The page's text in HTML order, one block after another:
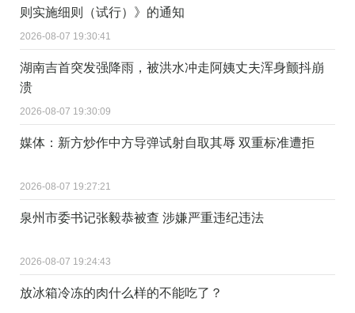
则实施细则（试行）》的通知
2026-08-07 19:30:41
湖南吉首突发强降雨，被洪水冲走阿姨丈夫浑身颤抖崩
溃
2026-08-07 19:30:09
媒体：新方炒作中方导弹试射自取其辱 双重标准遭拒
2026-08-07 19:27:21
泉州市委书记张毅恭被查 涉嫌严重违纪违法
2026-08-07 19:24:43
放冰箱冷冻的肉什么样的不能吃了？